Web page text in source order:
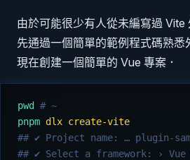
由於可能很少有人從未編寫過 Vite
先通過一個簡單的範例程式碼熟悉
現在創建一個簡單的 Vue 專案．
pwd
# ~
pnpm dlx create-vite
## ✔ Project name: … plugin-
## ✔ Select a framework: › Vue